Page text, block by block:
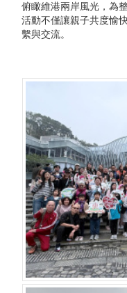
俯瞰維港兩岸風光，為
活動不僅讓親子共度愉
繫與交流。